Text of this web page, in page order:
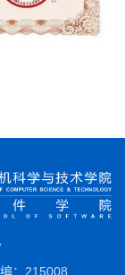
：215008